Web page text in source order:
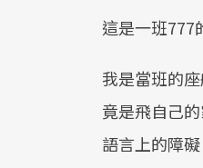
這是一班777
我是當班的
竟是飛自己
語言上的障礙